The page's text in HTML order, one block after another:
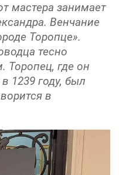
мастера занимает
Венчание
Торопце».
тесно
Торопец, где он
1239 году, был
в